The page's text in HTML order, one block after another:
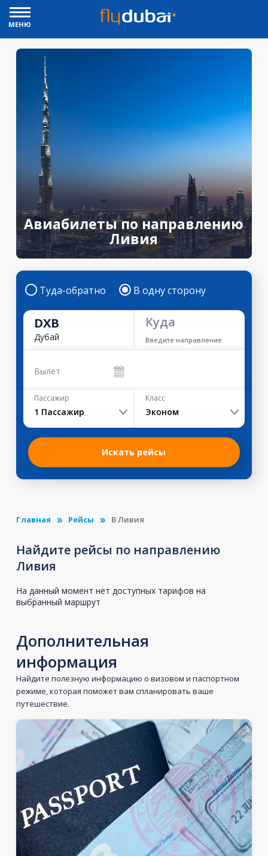
МЕНЮ
Авиабилеты по направлению
Ливия
Туда-обратно В одну сторону
DXB
Дубай
Куда
Введите направление
Вылет
Пассажир
1 Пассажир
Класс
Эконом
Искать рейсы
Главная Рейсы В Ливия
Найдите рейсы по направлению
Ливия
На данный момент нет доступных тарифов на
выбранный маршрут
Дополнительная
информация
Найдите полезную информацию о визовом и паспортном
режиме, которая поможет вам спланировать ваше
путешествие.